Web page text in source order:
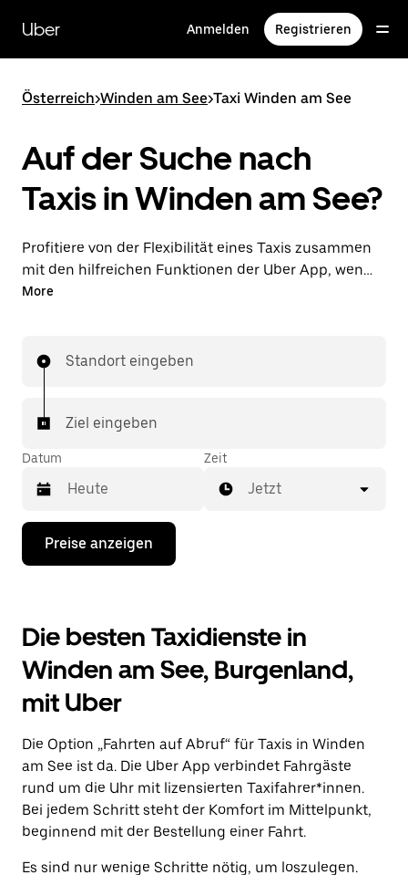
zum
Hauptinhalt
Uber Anmelden Registrieren
Österreich>Winden am See>Taxi Winden am See
Auf der Suche nach
Taxis in Winden am See?
Profitiere von der Flexibilität eines Taxis zusammen
mit den hilfreichen Funktionen der Uber App, wenn
du Fahrten über die Uber App in Winden am See
bestellen und dir günstige Vorab-Fixpreise für jede
More
Standort eingeben
Ziel eingeben
Datum
Drücke
Nach-
mit
dem
Kalender
zu
interagieren
und
Datum
auszuwählen.
Drücke
die
Escape-
Taste,
den
Zeit
Jetzt
Preise anzeigen
Die besten Taxidienste in
Winden am See, Burgenland,
mit Uber
Die Option „Fahrten auf Abruf“ für Taxis in Winden
am See ist da. Die Uber App verbindet Fahrgäste
rund um die Uhr mit lizensierten Taxifahrer*innen.
Bei jedem Schritt steht der Komfort im Mittelpunkt,
beginnend mit der Bestellung einer Fahrt.
Es sind nur wenige Schritte nötig, um loszulegen.